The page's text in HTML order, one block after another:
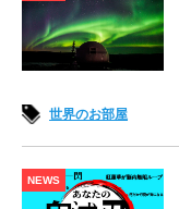
世界のお部屋
NEWS